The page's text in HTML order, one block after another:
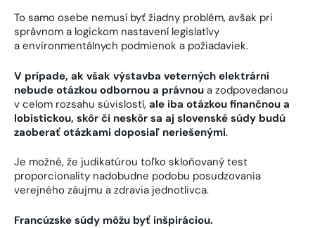
To samo osebe nemusí byť žiadny problém, avšak pri
správnom a logickom nastavení legislatívy
a environmentálnych podmienok a požiadaviek.
V prípade, ak však výstavba veterných elektrární
nebude otázkou odbornou a právnou a zodpovedanou
v celom rozsahu súvislostí, ale iba otázkou finančnou a
lobistickou, skôr či neskôr sa aj slovenské súdy budú
zaoberať otázkami doposiaľ neriešenými.
Je možné, že judikatúrou toľko skloňovaný test
proporcionality nadobudne podobu posudzovania
verejného záujmu a zdravia jednotlivca.
Francúzske súdy môžu byť inšpiráciou.